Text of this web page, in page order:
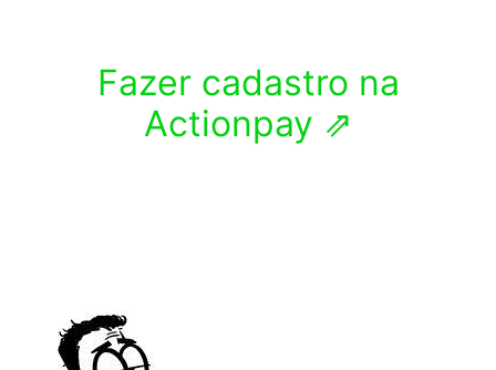
Fazer cadastro na
Actionpay ⇗